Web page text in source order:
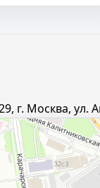
г. Москва, ул.